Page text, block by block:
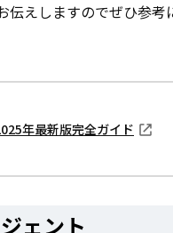
えしますのでぜひ参
年最新版完全ガイド
ェント